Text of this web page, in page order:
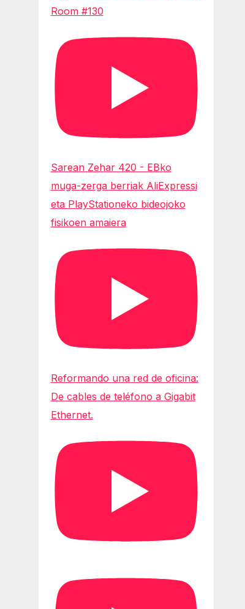
Room #130
Sarean Zehar 420 - EBko
muga-zerga berriak AliExpressi
eta PlayStationeko bideojoko
fisikoen amaiera
Reformando una red de oficina:
De cables de teléfono a Gigabit
Ethernet.